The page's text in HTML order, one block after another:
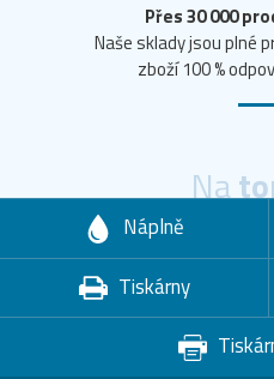
Přes 30 000
Naše sklady jsou plné
zboží 100 %
Na
Náplně
Tiskárny